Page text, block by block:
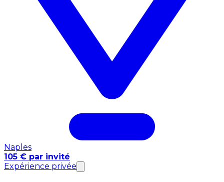
Naples
105 € par invité
Expérience privée